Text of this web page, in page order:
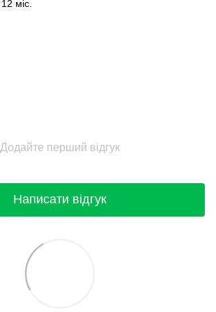
12 міс.
Додайте перший відгук
Написати відгук